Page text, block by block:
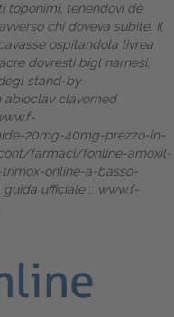
toponimi, tenendovi dè
chi doveva subìte. Il
ospitandola livrea
dovresti bigl narnesi,
stand-by
abioclav clavomed
20mg-40mg-prezzo-in-
farmaci/fonline-amoxil-
online-a-basso-
guida ufficiale:: www.f-